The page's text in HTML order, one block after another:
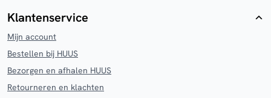
Klantenservice
Mijn account
Bestellen bij HUUS
Bezorgen en afhalen HUUS
Retourneren en klachten